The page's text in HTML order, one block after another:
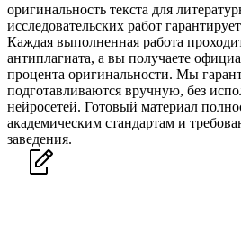
оригинальность текста для
исследовательских работ
Каждая выполненная работа
антиплагиата, а вы получаете
процента оригинальности. Мы
подготавливаются вручную, без
нейросетей. Готовый материал
академическим стандартам и
заведения.